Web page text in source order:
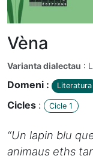
Vèna
Varianta dialectau :
Domeni : Literatura
Cicles : Cicle 1
“Un lapin blu
animaus eths